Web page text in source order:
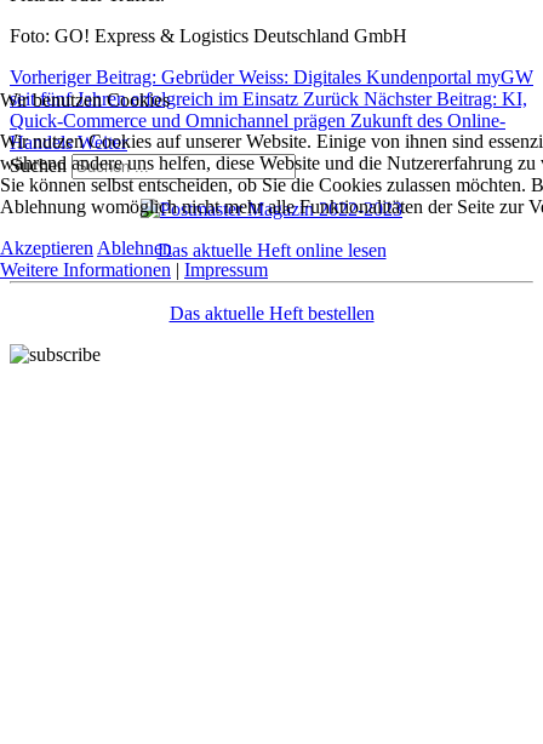
Foto: GO! Express & Logistics Deutschland GmbH
Vorheriger Beitrag: Gebrüder Weiss: Digitales Kundenportal myGW
seit fünf Jahren erfolgreich im Einsatz Zurück Nächster Beitrag: KI,
Quick-Commerce und Omnichannel prägen Zukunft des Online-
HandelsWeiter
Suchen
Das aktuelle Heft online lesen
Das aktuelle Heft bestellen
Wir benutzen Cookies
Wir nutzen Cookies auf unserer Website. Einige von ihnen sind
während andere uns helfen, diese Website und die Nutzererfahrung
Sie können selbst entscheiden, ob Sie die Cookies zulassen möchten.
Ablehnung womöglich nicht mehr alle Funktionalitäten der Seite zur
Akzeptieren Ablehnen
Weitere Informationen | Impressum